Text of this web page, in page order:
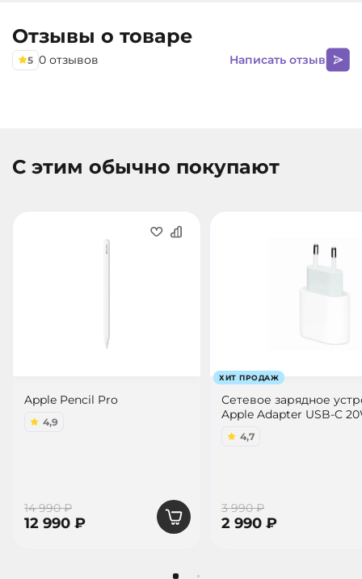
управлением одним касанием.
Отзывы о товаре
5 0 отзывов Написать отзыв
С этим обычно покупают
Apple Pencil Pro
4,9
14 990 ₽
12 990 ₽
ХИТ ПРОДАЖ
Сетевое зарядное
Apple Adapter USB-C
4,7
3 990 ₽
2 990 ₽